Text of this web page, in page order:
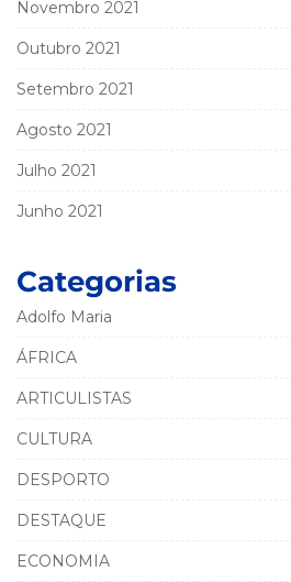
Novembro 2021
Outubro 2021
Setembro 2021
Agosto 2021
Julho 2021
Junho 2021
Categorias
Adolfo Maria
ÁFRICA
ARTICULISTAS
CULTURA
DESPORTO
DESTAQUE
ECONOMIA